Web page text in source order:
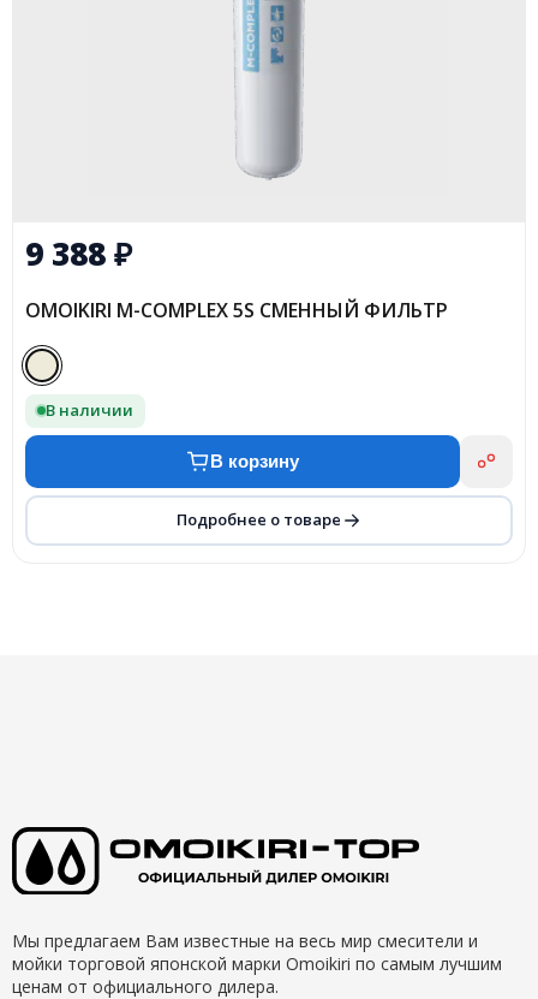
9 388₽
OMOIKIRI M-COMPLEX 5S СМЕННЫЙ ФИЛЬТР
В наличии
В корзину
Подробнее о товаре
Мы предлагаем Вам известные на весь мир смесители и
мойки торговой японской марки Omoikiri по самым лучшим
ценам от официального дилера.